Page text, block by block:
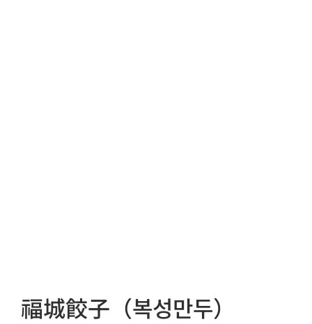
福城餃子（복성만두）